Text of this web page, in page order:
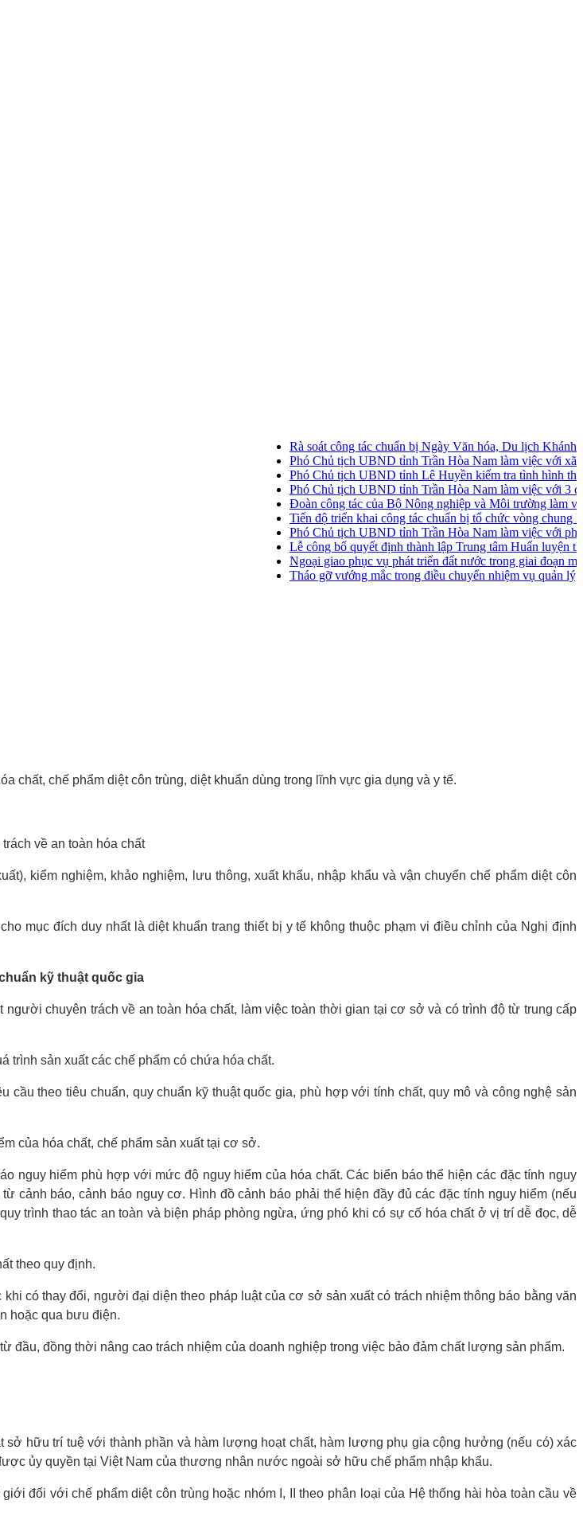
Rà soát công tác chuẩn bị Ngày Văn hóa, Du lịch Khánh
Phó Chủ tịch UBND tỉnh Trần Hòa Nam làm việc với xã
Phó Chủ tịch UBND tỉnh Lê Huyền kiểm tra tình hình thu
Phó Chủ tịch UBND tỉnh Trần Hòa Nam làm việc với 3 địa
Đoàn công tác của Bộ Nông nghiệp và Môi trường làm việc
Tiến độ triển khai công tác chuẩn bị tổ chức vòng chung kết
Phó Chủ tịch UBND tỉnh Trần Hòa Nam làm việc với
Lễ công bố quyết định thành lập Trung tâm Huấn luyện thực
Ngoại giao phục vụ phát triển đất nước trong giai đoạn mới
Tháo gỡ vướng mắc trong điều chuyển nhiệm vụ quản lý,
chất, chế phẩm diệt côn trùng, diệt khuẩn dùng trong lĩnh vực gia dụng và y tế.
về an toàn hóa chất
kiểm nghiệm, khảo nghiệm, lưu thông, xuất khẩu, nhập khẩu và vận chuyển chế phẩm diệt côn
mục đích duy nhất là diệt khuẩn trang thiết bị y tế không thuộc phạm vi điều chỉnh của Nghị định
kỹ thuật quốc gia
chuyên trách về an toàn hóa chất, làm việc toàn thời gian tại cơ sở và có trình độ từ trung cấp
trình sản xuất các chế phẩm có chứa hóa chất.
theo tiêu chuẩn, quy chuẩn kỹ thuật quốc gia, phù hợp với tính chất, quy mô và công nghệ sản
của hóa chất, chế phẩm sản xuất tại cơ sở.
nguy hiểm phù hợp với mức độ nguy hiểm của hóa chất. Các biển báo thể hiện các đặc tính nguy
cảnh báo, cảnh báo nguy cơ. Hình đồ cảnh báo phải thể hiện đầy đủ các đặc tính nguy hiểm (nếu
trình thao tác an toàn và biện pháp phòng ngừa, ứng phó khi có sự cố hóa chất ở vị trí dễ đọc, dễ
theo quy định.
có thay đổi, người đại diện theo pháp luật của cơ sở sản xuất có trách nhiệm thông báo bằng văn
hoặc qua bưu điện.
đầu, đồng thời nâng cao trách nhiệm của doanh nghiệp trong việc bảo đảm chất lượng sản phẩm.
hữu trí tuệ với thành phần và hàm lượng hoạt chất, hàm lượng phụ gia cộng hưởng (nếu có) xác
ủy quyền tại Việt Nam của thương nhân nước ngoài sở hữu chế phẩm nhập khẩu.
đối với chế phẩm diệt côn trùng hoặc nhóm I, II theo phân loại của Hệ thống hài hòa toàn cầu về